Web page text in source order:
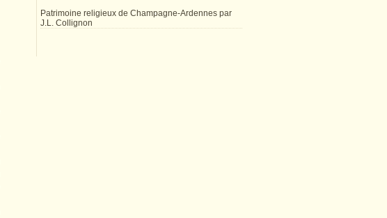
Patrimoine religieux de Champagne-Ardennes par
J.L. Collignon